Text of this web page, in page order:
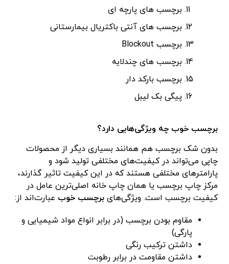
برچسب های پارچه ای
برچسب های آنتی باکتریال بیمارستانی
برچسب Blockout
برچسب های چندلایه
برچسب بارکد دار
پیگی بک لیبل
برچسب خوب چه ویژگی‌هایی دارد؟
بدون شک برچسب هم همانند بسیاری دیگر از محصولات
چاپی می‌تواند در کیفیت‌های مختلفی تولید شود و
پارامترهای مختلفی هستند که در این کیفیت تاثیر گذارند،
مرکز چاپ برچسب یا همان چاپ خانه اصلی‌ترین عامل در
کیفیت برچسب است. ویژگی‌هایبرچسب خوب عبارت‌اند از:
مقاوم بودن برچسب (در برابر انواع مواد شیمیایی و
پارگی)
داشتن ترکیب رنگی
داشتن مقاومت در برابر رطوبت